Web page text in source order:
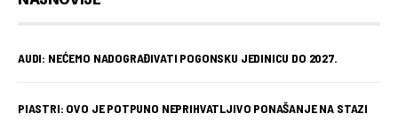
AUDI: NEĆEMO NADOGRAĐIVATI POGONSKU JEDINICU DO 2027.
PIASTRI: OVO JE POTPUNO NEPRIHVATLJIVO PONAŠANJE NA STAZI